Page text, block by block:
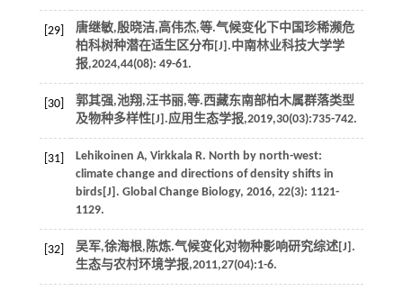
[29] 唐继敏,殷晓洁,高伟杰,等.气候变化下中国珍稀濒危
柏科树种潜在适生区分布[J].中南林业科技大学学
报,2024,44(08): 49-61.
[30] 郭其强,池翔,汪书丽,等.西藏东南部柏木属群落类型
及物种多样性[J].应用生态学报,2019,30(03):735-742.
[31] Lehikoinen A, Virkkala R. North by north-west:
climate change and directions of density shifts in
birds[J]. Global Change Biology, 2016, 22(3): 1121-
1129.
[32]
吴军,徐海根,陈炼.气候变化对物种影响研究综述[J].
生态与农村环境学报,2011,27(04):1-6.